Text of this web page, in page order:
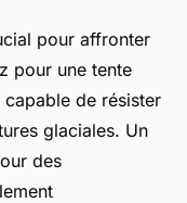
pour affronter
pour une tente
de résister
glaciales. Un
des